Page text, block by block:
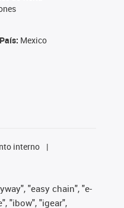
País: Mexico
interno
"easy chain", "e-
"ibow", "igear",